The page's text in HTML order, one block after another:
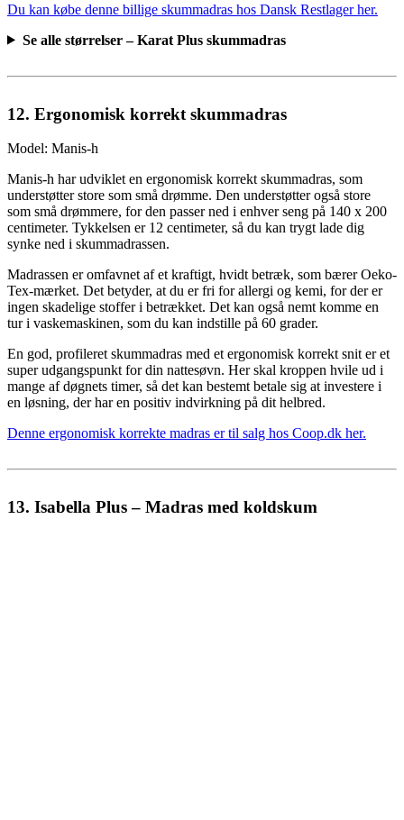
Du kan købe denne billige skummadras hos Dansk Restlager her.
Se alle størrelser – Karat Plus skummadras
12. Ergonomisk korrekt skummadras
Model: Manis-h
Manis-h har udviklet en ergonomisk korrekt skummadras, som
understøtter store som små drømme. Den understøtter også store
som små drømmere, for den passer ned i enhver seng på 140 x 200
centimeter. Tykkelsen er 12 centimeter, så du kan trygt lade dig
synke ned i skummadrassen.
Madrassen er omfavnet af et kraftigt, hvidt betræk, som bærer Oeko-
Tex-mærket. Det betyder, at du er fri for allergi og kemi, for der er
ingen skadelige stoffer i betrækket. Det kan også nemt komme en
tur i vaskemaskinen, som du kan indstille på 60 grader.
En god, profileret skummadras med et ergonomisk korrekt snit er et
super udgangspunkt for din nattesøvn. Her skal kroppen hvile ud i
mange af døgnets timer, så det kan bestemt betale sig at investere i
en løsning, der har en positiv indvirkning på dit helbred.
Denne ergonomisk korrekte madras er til salg hos Coop.dk her.
13. Isabella Plus – Madras med koldskum